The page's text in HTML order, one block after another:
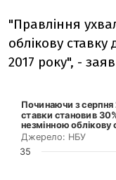
"Правління
облікову ставку
2017 року", -